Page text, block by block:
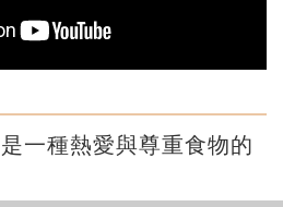
是一種熱愛與尊重食物的